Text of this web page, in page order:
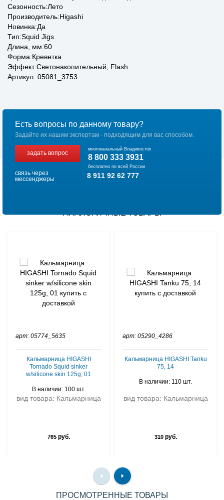
Сезонность:Лето
Производитель:Higashi
Новинка:Да
Тип:Squid Jigs
Длина, мм:60
Форма:Креветка
Эффект:Светонакопительный, Flash
Артикул: 05081_3753
Есть вопросы по данному товару?
Задайте их нашим экспертам - подходящим для вас способом.
задать вопрос
многоканальный Владивосток
8 800 333 3931
бесплатно по всей России
связь через
мессенджеры
8 911 92 62 777
АНАЛОГИЧНЫЕ ТОВАРЫ
арт: 05774_5635
Кальмарница HIGASHI
Tornado Squid sinker
w/silicone skin 125g, 01
В наличии: 100 шт.
вид товара: Кальмарница
765руб.
арт: 05290_4286
Кальмарница HIGASHI Tanku
75, 14
В наличии: 110 шт.
вид товара: Кальмарница
310руб.
ПРОСМОТРЕННЫЕ ТОВАРЫ